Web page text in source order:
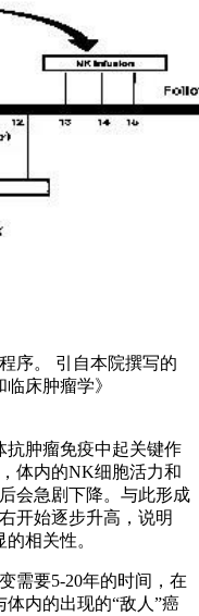
。 引自本院撰写的
床肿瘤学》
肿瘤免疫中起关键作
体内的NK细胞活力和
会急剧下降。与此形成
开始逐步升高，说明
相关性。
要5-20年的时间，在
内的出现的“敌人”癌